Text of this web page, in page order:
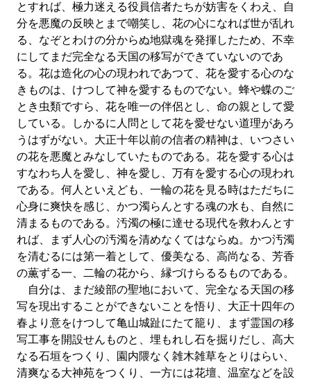
とすれば、極力迷える役員信者たちが妨害をくわえ、自
分を悪魔の反映とまで嘲笑し、花の心になれば世が乱れ
る、なぞとわけの分からぬ地獄魂を発揮したため、不幸
にしてまだ完全なる天国の移写ができていないのであ
る。花は造化の心の現われであつて、花を愛する心のな
きものは、けつして神を愛するものでない。蜂や蝶のご
とき虫類ですら、花を唯一の伴侶とし、命の親として愛
している。しかるに人問として花を愛せない道理があろ
うはずがない。大正十年以前の信者の精神は、いつさい
の花を悪魔とみなしていたものである。花を愛する心は
すなわち人を愛し、神を愛し、万有を愛する心の現われ
である。何人といえども、一輪の花を見る時はただちに
心身に爽快を感じ、かつ濁らんとする魂の水も、自然に
清まるものである。汚濁の極に達せる現代を救わんとす
れば、まず人心の汚濁を清めなくてはならぬ。かつ汚濁
を清むるには第一着として、優美なる、高尚なる、芳香
の薫ずる一、二輪の花から、縁づけらるるものである。
自分は、まだ綾部の聖地において、完全なる天国の移
写を現出することができないことを悟り、大正十四年の
春より意をけつして亀山城趾にたて籠り、まず霊国の移
写工事を開設せんものと、埋もれし石を掘りだし、高大
なる石垣をつくり、園内隈なく雑木雑草をとりはらい、
清爽なる大神苑をつくり、一方には花壇、温室などを設